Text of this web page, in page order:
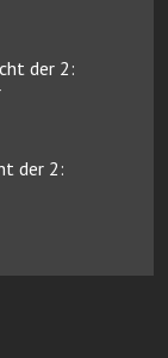
der 2:
der 2: